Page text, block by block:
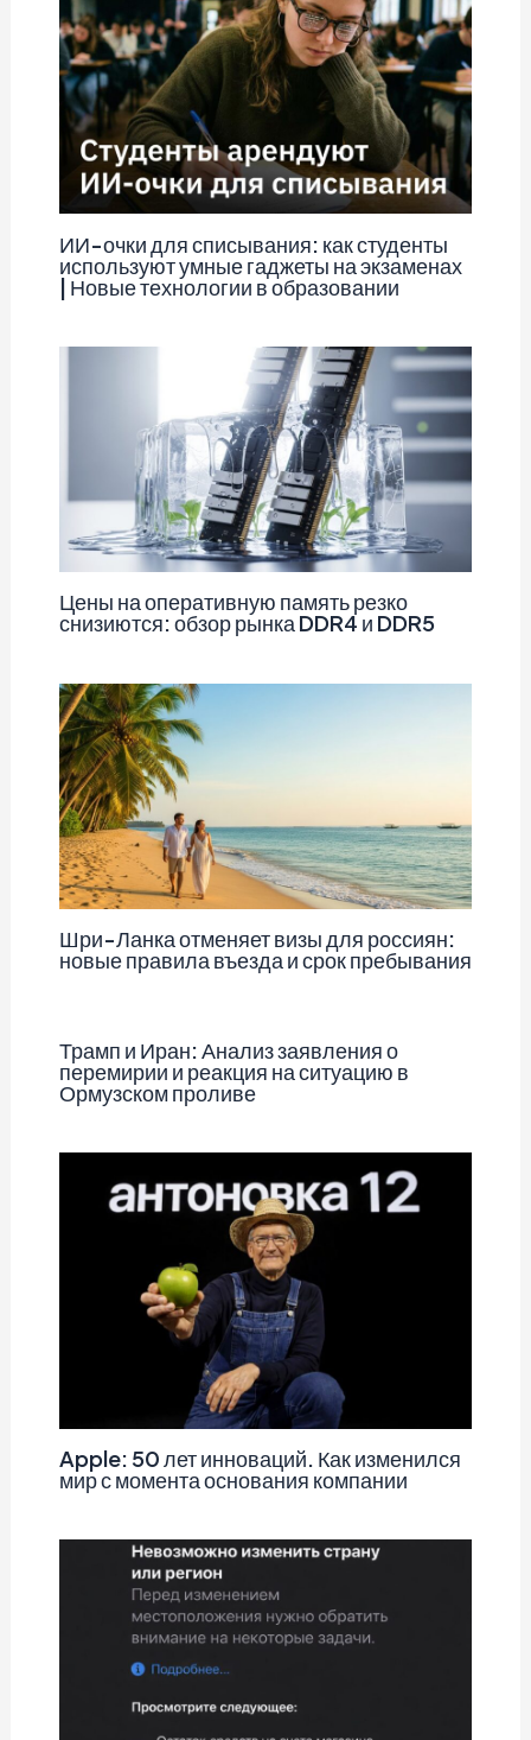
ИИ-очки для списывания: как студенты
используют умные гаджеты на экзаменах
| Новые технологии в образовании
Цены на оперативную память резко
снизиются: обзор рынка DDR4 и DDR5
Шри-Ланка отменяет визы для россиян:
новые правила въезда и срок пребывания
Трамп и Иран: Анализ заявления о
перемирии и реакция на ситуацию в
Ормузском проливе
Apple: 50 лет инноваций. Как изменился
мир с момента основания компании